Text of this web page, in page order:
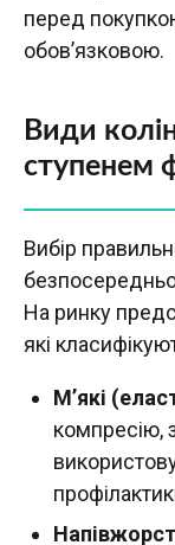
перед
обов’язковою.
Види
ступенем
Вибір
безпосередньо
На ринку
які
М’які
компресію,